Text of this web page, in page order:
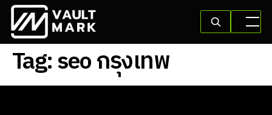
Tag:seo กรุงเทพ